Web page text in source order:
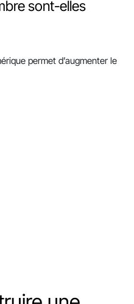
sont-elles
permet d’augmenter le